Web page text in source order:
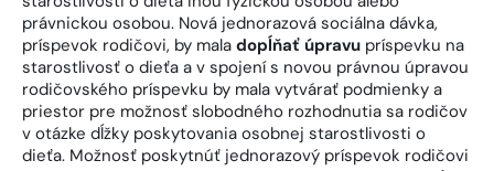
právnickou osobou. Nová jednorazová sociálna dávka,
príspevok rodičovi, by mala dopĺňať úpravu príspevku na
starostlivosť o dieťa a v spojení s novou právnou úpravou
rodičovského príspevku by mala vytvárať podmienky a
priestor pre možnosť slobodného rozhodnutia sa rodičov
v otázke dĺžky poskytovania osobnej starostlivosti o
dieťa. Možnosť poskytnúť jednorazový príspevok rodičovi